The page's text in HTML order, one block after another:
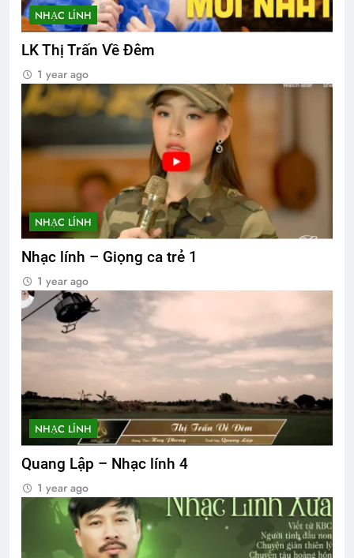
NHẠC LÍNH
LK Thị Trấn Về Đêm
1 year ago
NHẠC LÍNH
Nhạc lính – Giọng ca trẻ 1
1 year ago
NHẠC LÍNH
Quang Lập – Nhạc lính 4
1 year ago